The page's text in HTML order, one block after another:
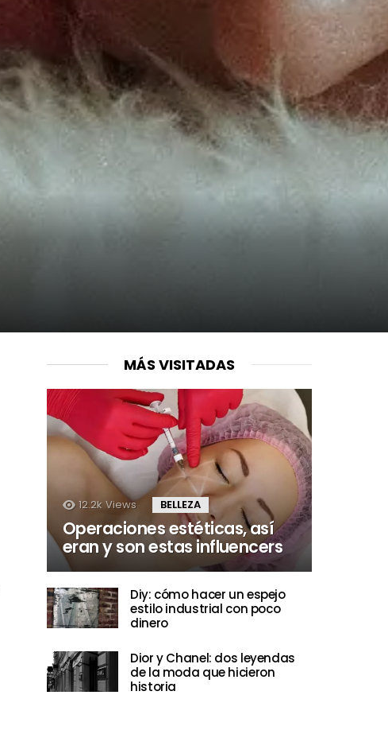
MÁS VISITADAS
12.2k Views BELLEZA
Operaciones estéticas, así
eran y son estas influencers
Diy: cómo hacer un espejo
estilo industrial con poco
dinero
Dior y Chanel: dos leyendas
de la moda que hicieron
historia